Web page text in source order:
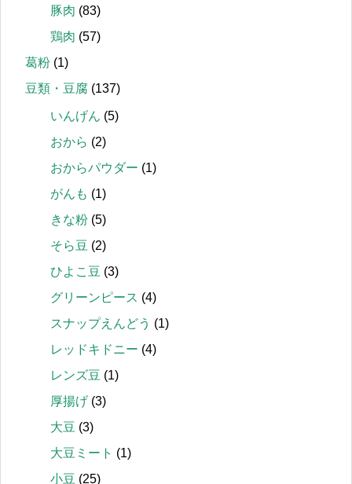
豚肉 (83)
鶏肉 (57)
葛粉 (1)
豆類・豆腐 (137)
いんげん (5)
おから (2)
おからパウダー (1)
がんも (1)
きな粉 (5)
そら豆 (2)
ひよこ豆 (3)
グリーンピース (4)
スナップえんどう (1)
レッドキドニー (4)
レンズ豆 (1)
厚揚げ (3)
大豆 (3)
大豆ミート (1)
小豆 (25)